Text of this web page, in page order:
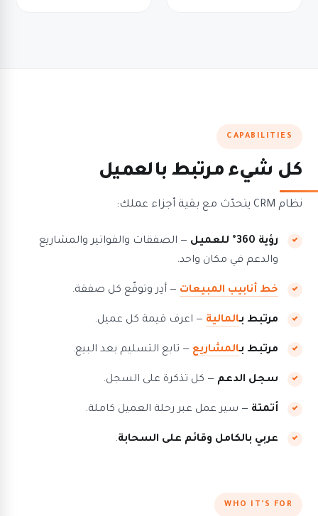
CAPABILITIES
كل شيء مرتبط بالعميل
نظام CRM يتحدّث مع بقية أجزاء عملك:
رؤية 360° للعميل
— الصفقات والفواتير والمشاريع
والدعم في مكان واحد.
خط أنابيب المبيعات — أدِر وتوقّع كل صفقة.
مرتبط بـالمالية — اعرف قيمة كل عميل.
مرتبط بـالمشاريع — تابع التسليم بعد البيع.
سجل الدعم — كل تذكرة على السجل.
أتمتة — سير عمل عبر رحلة العميل كاملة.
عربي بالكامل وقائم على السحابة.
WHO IT'S FOR